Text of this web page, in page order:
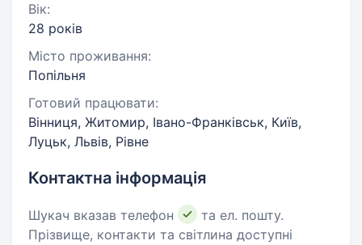
Вік:
28 років
Місто проживання:
Попільня
Готовий працювати:
Вінниця, Житомир, Івано-Франківськ, Київ,
Луцьк, Львів, Рівне
Контактна інформація
Шукач вказав телефон
та ел. пошту.
Прізвище, контакти та світлина доступні